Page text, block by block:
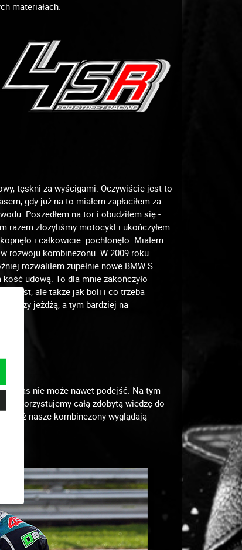
materiałach.
tęskni za wyścigami. Oczywiście jest to
gdy już na to miałem zapłaciłem za
Poszedłem na tor i obudziłem się -
razem złożyliśmy motocykl i ukończyłem
i całkowicie pochłonęło. Miałem
rozwoju kombinezonu. W 2009 roku
rozwaliłem zupełnie nowe BMW S
kość udową. To dla mnie zakończyło
to jest, ale także jak boli i co trzeba
którzy jeżdżą, a tym bardziej na
z nas nie może nawet podejść. Na tym
wykorzystujemy całą zdobytą wiedzę do
nasze kombinezony wyglądają